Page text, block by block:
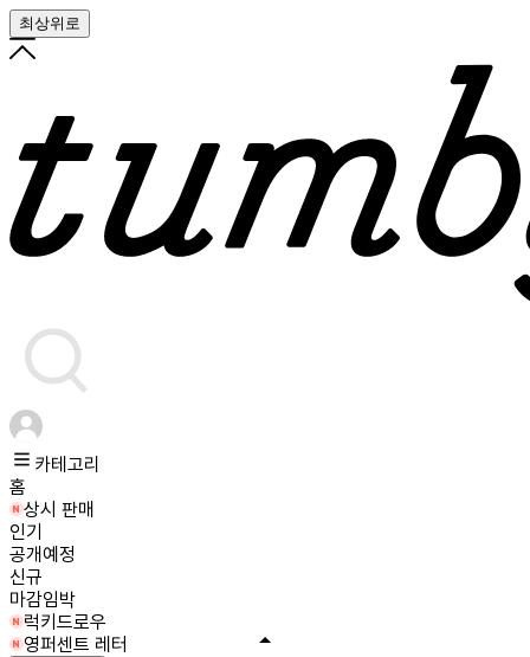
최상위로
카테고리
홈
상시 판매
인기
공개예정
신규
마감임박
럭키드로우
영퍼센트 레터